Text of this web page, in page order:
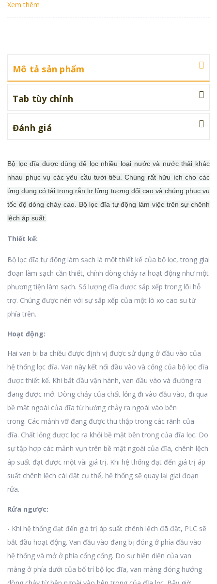
Xem thêm
Mô tả sản phẩm
Tab tùy chỉnh
Đánh giá
Bộ lọc đĩa được dùng để lọc nhiều loại nước và nước thải khác
nhau phục vụ các yêu cầu tưới tiêu.Chúng rất hữu ích cho các
ứng dụng có tải trọng rắn lơ lửng tương đối cao và chúng phục vụ
tốc độ dòng chảy cao. Bộ lọc đĩa tự động làm việc trên sự chênh
lệch áp suất.
Thiết kế:
Bộ lọc đĩa tự động làm sạch là một thiết kế của bộ lọc, trong giai
đoạn làm sạch cần thiết, chính dòng chảy ra hoạt động như một
phương tiện làm sạch. Số lượng đĩa được sắp xếp trong lõi hỗ
trợ. Chúng được nén với sự sắp xếp của một lò xo cao su từ
phía trên.
Hoạt động:
Hai van bi ba chiều được định vị được sử dụng ở đầu vào của
hệ thống lọc đĩa. Van này kết nối đầu vào và cống của bộ lọc đĩa
được thiết kế. Khi bắt đầu vận hành, van đầu vào và đường ra
đang được mở. Dòng chảy của chất lỏng đi vào đầu vào, đi qua
bề mặt ngoài của đĩa từ hướng chảy ra ngoài vào bên
trong. Các mảnh vỡ đang được thu thập trong các rãnh của
đĩa. Chất lỏng được lọc ra khỏi bề mặt bên trong của đĩa lọc. Do
sự tập hợp các mảnh vụn trên bề mặt ngoài của đĩa, chênh lệch
áp suất đạt được một vài giá trị. Khi hệ thống đạt đến giá trị áp
suất chênh lệch cài đặt cụ thể, hệ thống sẽ quay lại giai đoạn
rửa.
Rửa ngược:
- Khi hệ thống đạt đến giá trị áp suất chênh lệch đã đặt, PLC sẽ
bắt đầu hoạt động. Van đầu vào đang bị đóng ở phía đầu vào
hệ thống và mở ở phía cổng cống. Do sự hiện diện của van
màng ở phía dưới của bố trí bộ lọc đĩa, van màng đóng hướng